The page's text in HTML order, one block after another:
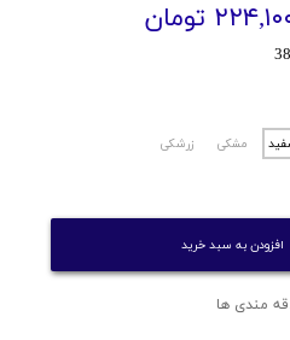
تومان
مشکی
زرشکی
افزودن به سبد خرید
مندی ها